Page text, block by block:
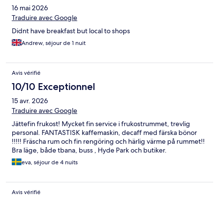
16 mai 2026
Traduire avec Google
Didnt have breakfast but local to shops
Andrew, séjour de 1 nuit
Avis vérifié
10/10 Exceptionnel
15 avr. 2026
Traduire avec Google
Jättefin frukost! Mycket fin service i frukostrummet, trevlig
personal. FANTASTISK kaffemaskin, decaff med färska bönor
!!!!! Fräscha rum och fin rengöring och härlig värme på rummet!!
Bra läge, både tbana, buss , Hyde Park och butiker.
eva, séjour de 4 nuits
Avis vérifié